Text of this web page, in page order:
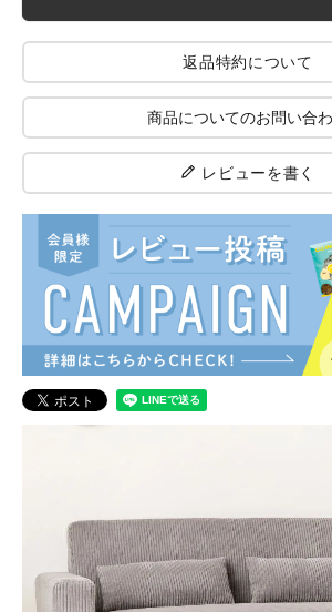
返品特約について
商品についてのお問い合
レビューを書く